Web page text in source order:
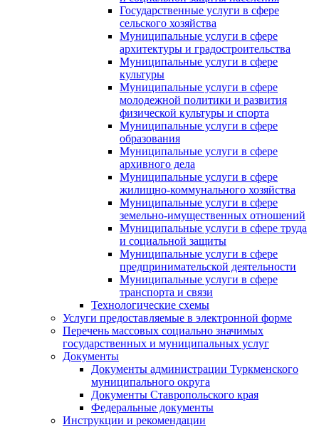
Государственные услуги в сфере
сельского хозяйства
Муниципальные услуги в сфере
архитектуры и градостроительства
Муниципальные услуги в сфере
культуры
Муниципальные услуги в сфере
молодежной политики и развития
физической культуры и спорта
Муниципальные услуги в сфере
образования
Муниципальные услуги в сфере
архивного дела
Муниципальные услуги в сфере
жилищно-коммунального хозяйства
Муниципальные услуги в сфере
земельно-имущественных отношений
Муниципальные услуги в сфере труда
и социальной защиты
Муниципальные услуги в сфере
предпринимательской деятельности
Муниципальные услуги в сфере
транспорта и связи
Технологические схемы
Услуги предоставляемые в электронной форме
Перечень массовых социально значимых
государственных и муниципальных услуг
Документы
Документы администрации Туркменского
муниципального округа
Документы Ставропольского края
Федеральные документы
Инструкции и рекомендации